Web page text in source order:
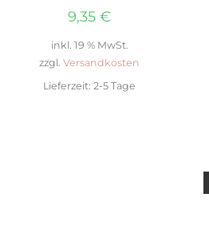
9,35 €
inkl. 19 % MwSt.
zzgl. Versandkosten
Lieferzeit: 2-5 Tage